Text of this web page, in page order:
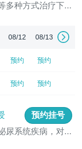
多种方式治疗下...
08/12 08/13
预约 预约
预约 预约
预约挂号
尿系统疾病，对...